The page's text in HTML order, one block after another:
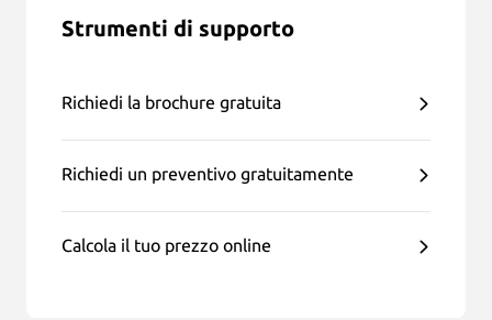
Strumenti di supporto
Richiedi la brochure gratuita
Richiedi un preventivo gratuitamente
Calcola il tuo prezzo online